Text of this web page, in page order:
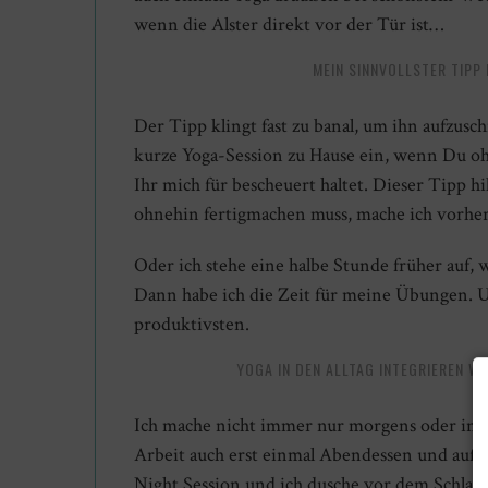
wenn die Alster direkt vor der Tür ist…
MEIN SINNVOLLSTER
Der Tipp klingt fast zu banal, um ihn
kurze Yoga-Session zu Hause ein, wenn Du
Ihr mich für bescheuert haltet. Dieser Tipp
ohnehin fertigmachen muss, mache ich
Oder ich stehe eine halbe Stunde früher
Dann habe ich die Zeit für meine Übungen.
produktivsten.
YOGA IN DEN ALLTAG INTEGRIEREN
Ich mache nicht immer nur morgens oder
Arbeit auch erst einmal Abendessen und auf